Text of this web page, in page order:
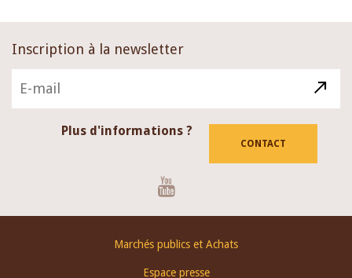
Inscription à la newsletter
Plus d'informations ?
CONTACT
Marchés publics et Achats
Espace presse